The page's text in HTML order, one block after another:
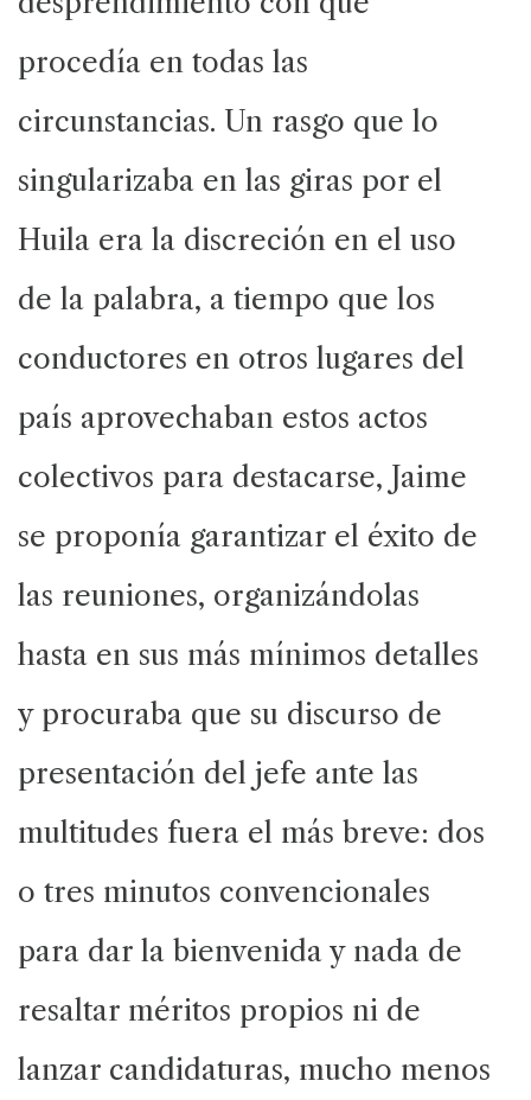
procedía en todas las
circunstancias. Un rasgo que lo
singularizaba en las giras por el
Huila era la discreción en el uso
de la palabra, a tiempo que los
conductores en otros lugares del
país aprovechaban estos actos
colectivos para destacarse, Jaime
se proponía garantizar el éxito de
las reuniones, organizándolas
hasta en sus más mínimos detalles
y procuraba que su discurso de
presentación del jefe ante las
multitudes fuera el más breve: dos
o tres minutos convencionales
para dar la bienvenida y nada de
resaltar méritos propios ni de
lanzar candidaturas, mucho menos